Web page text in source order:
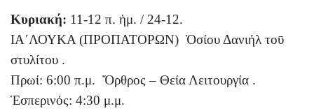
Κυριακή: 11-12 π. ἡμ. / 24-12.
ΙΑ΄ΛΟΥΚΑ (ΠΡΟΠΑΤΟΡΩΝ) Ὁσίου Δανιήλ τοῡ
στυλίτου .
Πρωί: 6:00 π.μ. Ὄρθρος – Θεία Λειτουργία .
Ἑσπερινός: 4:30 μ.μ.